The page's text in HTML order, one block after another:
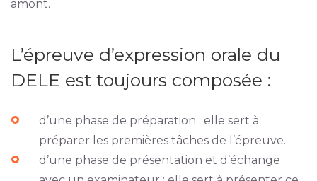
amont.
L’épreuve d’expression orale du
DELE est toujours composée :
d’une phase de préparation : elle sert à
préparer les premières tâches de l’épreuve.
d’une phase de présentation et d’échange